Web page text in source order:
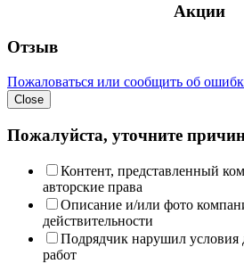
Акции
Отзыв
Пожаловаться или сообщить об
Close
Пожалуйста, уточните
Контент, представленный
авторские права
Описание и/или фото
действительности
Подрядчик нарушил условия
работ